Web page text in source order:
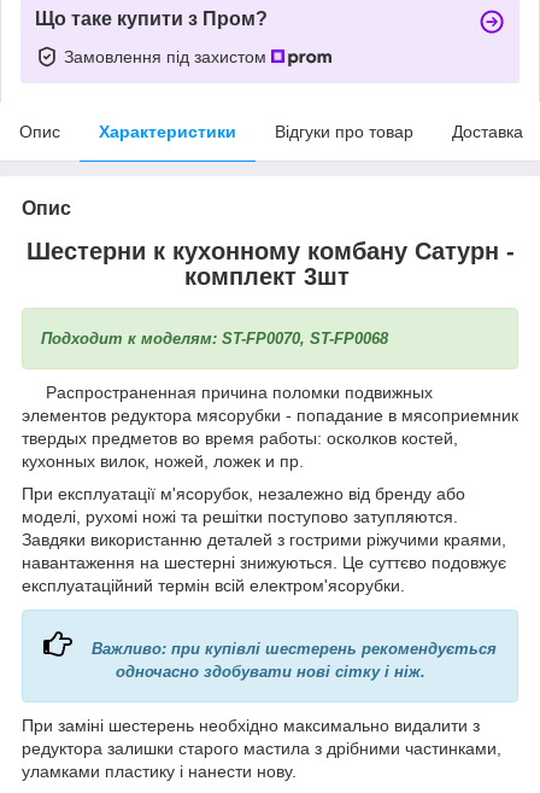
Що таке купити з Пром?
Замовлення під захистом
Опис Характеристики Відгуки про товар Доставка
Опис
Шестерни к кухонному комбану Сатурн -
комплект 3шт
Подходит к моделям: ST-FP0070, ST-FP0068
Распространенная причина поломки подвижных
элементов редуктора мясорубки - попадание в мясоприемник
твердых предметов во время работы: осколков костей,
кухонных вилок, ножей, ложек и пр.
При експлуатації м'ясорубок, незалежно від бренду або
моделі, рухомі ножі та решітки поступово затупляются.
Завдяки використанню деталей з гострими ріжучими краями,
навантаження на шестерні знижуються. Це суттєво подовжує
експлуатаційний термін всій електром'ясорубки.
Важливо: при купівлі шестерень рекомендується
одночасно здобувати нові сітку і ніж.
При заміні шестерень необхідно максимально видалити з
редуктора залишки старого мастила з дрібними частинками,
уламками пластику і нанести нову.